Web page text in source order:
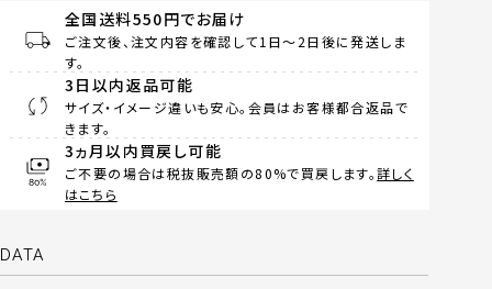
全国送料550円でお届け
ご注文後、注文内容を確認して1日～2日後に発送しま
す。
3日以内返品可能
サイズ・イメージ違いも安心。会員はお客様都合返品で
きます。
3ヵ月以内買戻し可能
ご不要の場合は税抜販売額の80%で買戻します。詳しく
はこちら
DATA